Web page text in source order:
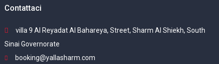
Contattaci
villa 9 Al Reyadat Al Bahareya, Street, Sharm Al Shiekh, South
Sinai Governorate
booking@yallasharm.com